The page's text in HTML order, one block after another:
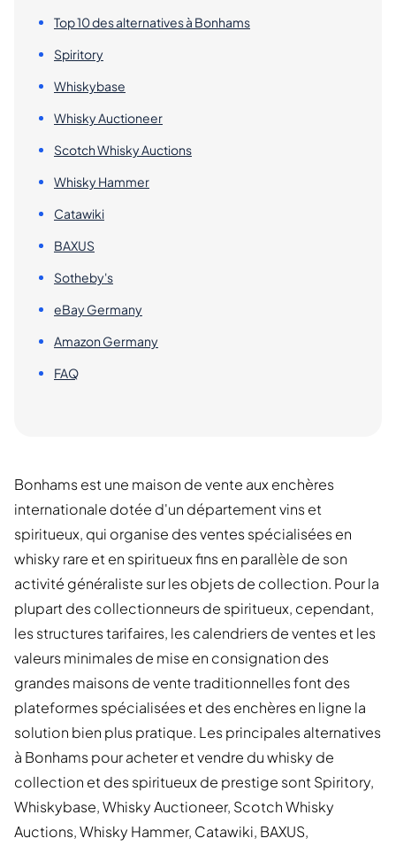
Top 10 des alternatives à Bonhams
Spiritory
Whiskybase
Whisky Auctioneer
Scotch Whisky Auctions
Whisky Hammer
Catawiki
BAXUS
Sotheby's
eBay Germany
Amazon Germany
FAQ
Bonhams est une maison de vente aux enchères
internationale dotée d'un département vins et
spiritueux, qui organise des ventes spécialisées en
whisky rare et en spiritueux fins en parallèle de son
activité généraliste sur les objets de collection. Pour la
plupart des collectionneurs de spiritueux, cependant,
les structures tarifaires, les calendriers de ventes et les
valeurs minimales de mise en consignation des
grandes maisons de vente traditionnelles font des
plateformes spécialisées et des enchères en ligne la
solution bien plus pratique. Les principales alternatives
à Bonhams pour acheter et vendre du whisky de
collection et des spiritueux de prestige sont Spiritory,
Whiskybase, Whisky Auctioneer, Scotch Whisky
Auctions, Whisky Hammer, Catawiki, BAXUS,